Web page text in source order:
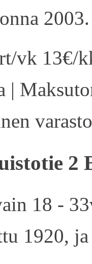
2003.
vk 13€/
|
2
18 -
1920,